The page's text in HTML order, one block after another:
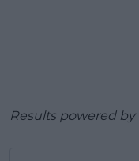
Results powered by